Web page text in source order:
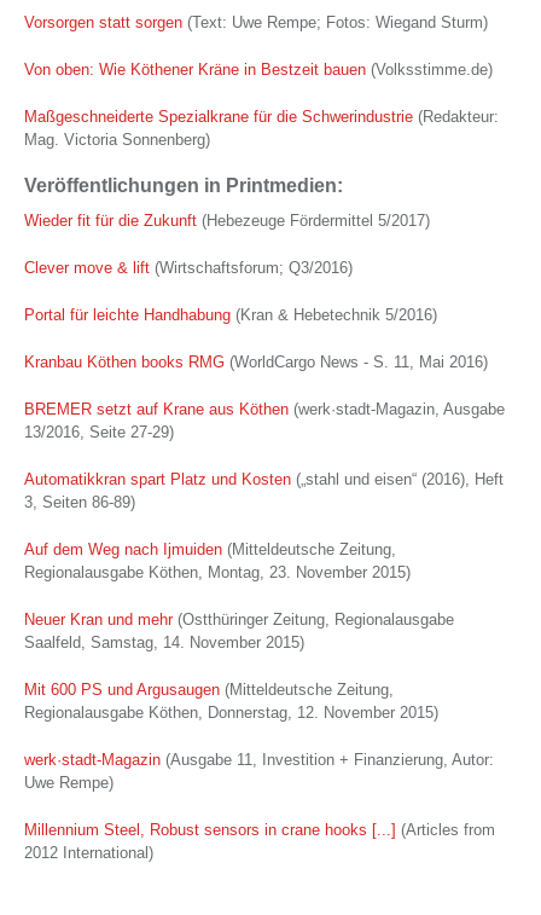
Vorsorgen statt sorgen (Text: Uwe Rempe; Fotos: Wiegand Sturm)
Von oben: Wie Köthener Kräne in Bestzeit bauen (Volksstimme.de)
Maßgeschneiderte Spezialkrane für die Schwerindustrie (Redakteur:
Mag. Victoria Sonnenberg)
Veröffentlichungen in Printmedien:
Wieder fit für die Zukunft (Hebezeuge Fördermittel 5/2017)
Clever move & lift (Wirtschaftsforum; Q3/2016)
Portal für leichte Handhabung (Kran & Hebetechnik 5/2016)
Kranbau Köthen books RMG (WorldCargo News - S. 11, Mai 2016)
BREMER setzt auf Krane aus Köthen (werk·stadt-Magazin, Ausgabe
13/2016, Seite 27-29)
Automatikkran spart Platz und Kosten („stahl und eisen“ (2016), Heft
3, Seiten 86-89)
Auf dem Weg nach Ijmuiden (Mitteldeutsche Zeitung,
Regionalausgabe Köthen, Montag, 23. November 2015)
Neuer Kran und mehr (Ostthüringer Zeitung, Regionalausgabe
Saalfeld, Samstag, 14. November 2015)
Mit 600 PS und Argusaugen (Mitteldeutsche Zeitung,
Regionalausgabe Köthen, Donnerstag, 12. November 2015)
werk·stadt-Magazin (Ausgabe 11, Investition + Finanzierung, Autor:
Uwe Rempe)
Millennium Steel, Robust sensors in crane hooks [...] (Articles from
2012 International)